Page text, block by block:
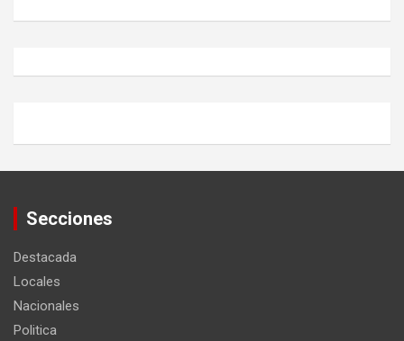
Secciones
Destacada
Locales
Nacionales
Politica